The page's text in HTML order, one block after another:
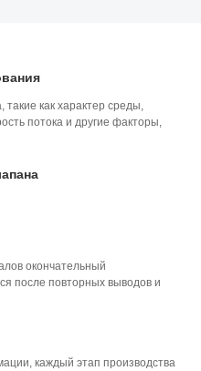
как характер среды,
потока и другие факторы,
окончательный
после повторных выводов и
каждый этап производства